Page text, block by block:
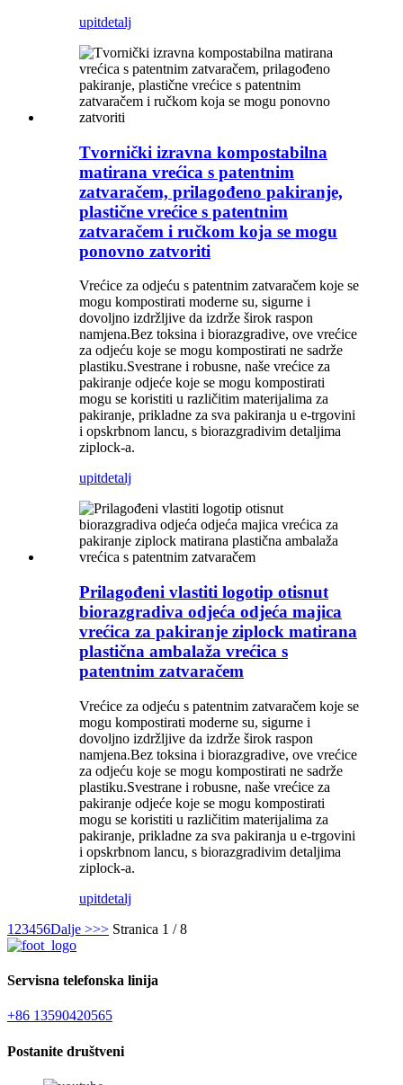
upitdetalj
Tvornički izravna kompostabilna
matirana vrećica s patentnim
zatvaračem, prilagođeno pakiranje,
plastične vrećice s patentnim
zatvaračem i ručkom koja se mogu
ponovno zatvoriti
Vrećice za odjeću s patentnim zatvaračem koje se
mogu kompostirati moderne su, sigurne i
dovoljno izdržljive da izdrže širok raspon
namjena.Bez toksina i biorazgradive, ove vrećice
za odjeću koje se mogu kompostirati ne sadrže
plastiku.Svestrane i robusne, naše vrećice za
pakiranje odjeće koje se mogu kompostirati
mogu se koristiti u različitim materijalima za
pakiranje, prikladne za sva pakiranja u e-trgovini
i opskrbnom lancu, s biorazgradivim detaljima
ziplock-a.
upitdetalj
Prilagođeni vlastiti logotip otisnut
biorazgradiva odjeća odjeća majica
vrećica za pakiranje ziplock matirana
plastična ambalaža vrećica s
patentnim zatvaračem
Vrećice za odjeću s patentnim zatvaračem koje se
mogu kompostirati moderne su, sigurne i
dovoljno izdržljive da izdrže širok raspon
namjena.Bez toksina i biorazgradive, ove vrećice
za odjeću koje se mogu kompostirati ne sadrže
plastiku.Svestrane i robusne, naše vrećice za
pakiranje odjeće koje se mogu kompostirati
mogu se koristiti u različitim materijalima za
pakiranje, prikladne za sva pakiranja u e-trgovini
i opskrbnom lancu, s biorazgradivim detaljima
ziplock-a.
upitdetalj
1 23456Dalje >>> Stranica 1 / 8
Servisna telefonska linija
+86 13590420565
Postanite društveni